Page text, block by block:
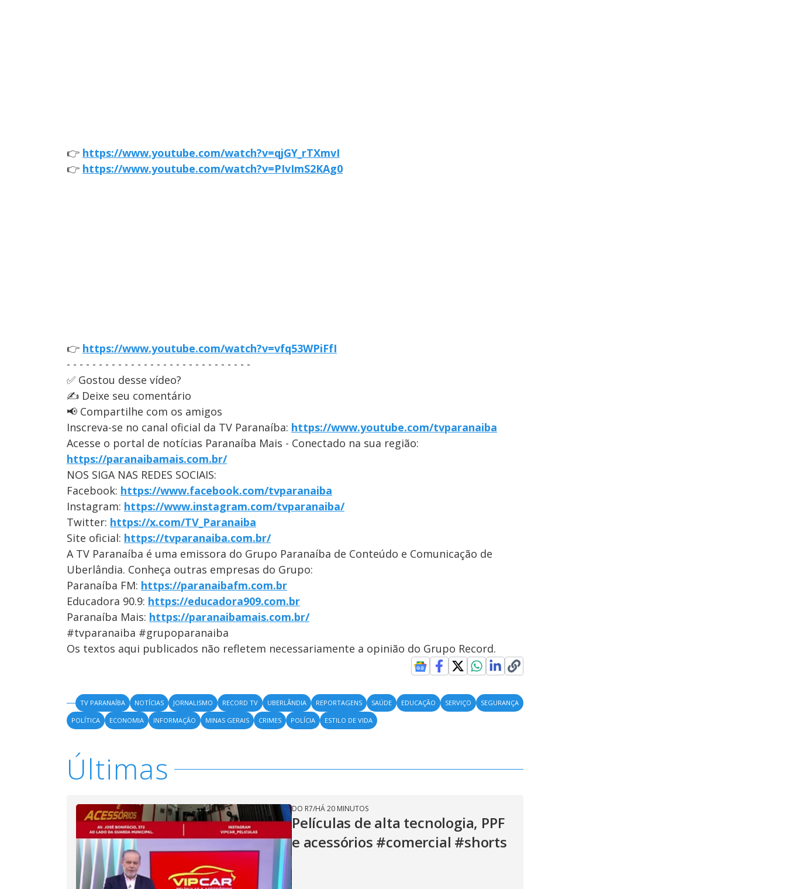
👉 https://www.youtube.com/watch?v=qjGY_rTXmvI
👉 https://www.youtube.com/watch?v=PIvImS2KAg0
👉 https://www.youtube.com/watch?v=vfq53WPiFfI
- - - - - - - - - - - - - - - - - - - - - - - - - - - - -
✅ Gostou desse vídeo?
✍️ Deixe seu comentário
📢 Compartilhe com os amigos
Inscreva-se no canal oficial da TV Paranaíba: https://www.youtube.com/tvparanaiba
Acesse o portal de notícias Paranaíba Mais - Conectado na sua região:
https://paranaibamais.com.br/
NOS SIGA NAS REDES SOCIAIS:
Facebook: https://www.facebook.com/tvparanaiba
Instagram: https://www.instagram.com/tvparanaiba/
Twitter: https://x.com/TV_Paranaiba
Site oficial: https://tvparanaiba.com.br/
A TV Paranaíba é uma emissora do Grupo Paranaíba de Conteúdo e Comunicação de
Uberlândia. Conheça outras empresas do Grupo:
Paranaíba FM: https://paranaibafm.com.br
Educadora 90.9: https://educadora909.com.br
Paranaíba Mais: https://paranaibamais.com.br/
#tvparanaiba #grupoparanaiba
Os textos aqui publicados não refletem necessariamente a opinião do Grupo Record.
TV PARANAÍBA NOTÍCIAS JORNALISMO RECORD TV UBERLÂNDIA REPORTAGENS SAÚDE EDUCAÇÃO SERVIÇO
SEGURANÇA
POLÍTICA
ECONOMIA INFORMAÇÃO MINAS GERAIS CRIMES POLÍCIA ESTILO DE VIDA
Últimas
DO R7/HÁ 20 MINUTOS
Películas de alta tecnologia, PPF
e acessórios #comercial #shorts